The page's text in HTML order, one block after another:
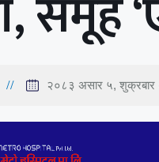
समूह
२०८३ असार ५, शुक्रबार